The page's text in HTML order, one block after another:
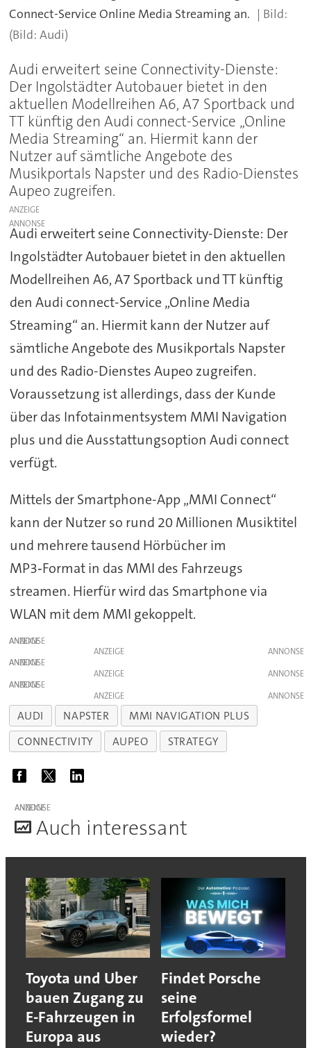
Connect-Service Online Media Streaming an.
(Bild: Audi)
Audi erweitert seine Connectivity-Dienste:
Der Ingolstädter Autobauer bietet in den
aktuellen Modellreihen A6, A7 Sportback und
TT künftig den Audi connect-Service „Online
Media Streaming“ an. Hiermit kann der
Nutzer auf sämtliche Angebote des
Musikportals Napster und des Radio-Dienstes
Aupeo zugreifen.
ANZEIGE
Audi erweitert seine Connectivity-Dienste: Der
Ingolstädter Autobauer bietet in den aktuellen
Modellreihen A6, A7 Sportback und TT künftig
den Audi connect-Service „Online Media
Streaming“ an. Hiermit kann der Nutzer auf
sämtliche Angebote des Musikportals Napster
und des Radio-Dienstes Aupeo zugreifen.
Voraussetzung ist allerdings, dass der Kunde
über das Infotainmentsystem MMI Navigation
plus und die Ausstattungsoption Audi connect
verfügt.
Mittels der Smartphone-App „MMI Connect“
kann der Nutzer so rund 20 Millionen Musiktitel
und mehrere tausend Hörbücher im
MP3‑Format in das MMI des Fahrzeugs
streamen. Hierfür wird das Smartphone via
WLAN mit dem MMI gekoppelt.
ANZEIGE
ANZEIGE
ANZEIGE
ANZEIGE
ANZEIGE
ANZEIGE
AUDI NAPSTER
MMI NAVIGATION PLUS
CONNECTIVITY
AUPEO STRATEGY
ANZEIGE
Auch interessant
Toyota und Uber
bauen Zugang zu
E-Fahrzeugen in
Europa aus
Findet Porsche
seine
Erfolgsformel
wieder?